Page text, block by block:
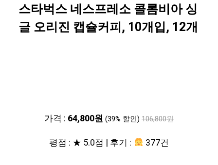
스타벅스 네스프레소 콜롬비아 싱
글 오리진 캡슐커피, 10개입, 12개
가격 : 64,800원 (39% 할인) 106,800원
평점 : ★ 5.0점 | 후기 : 377건